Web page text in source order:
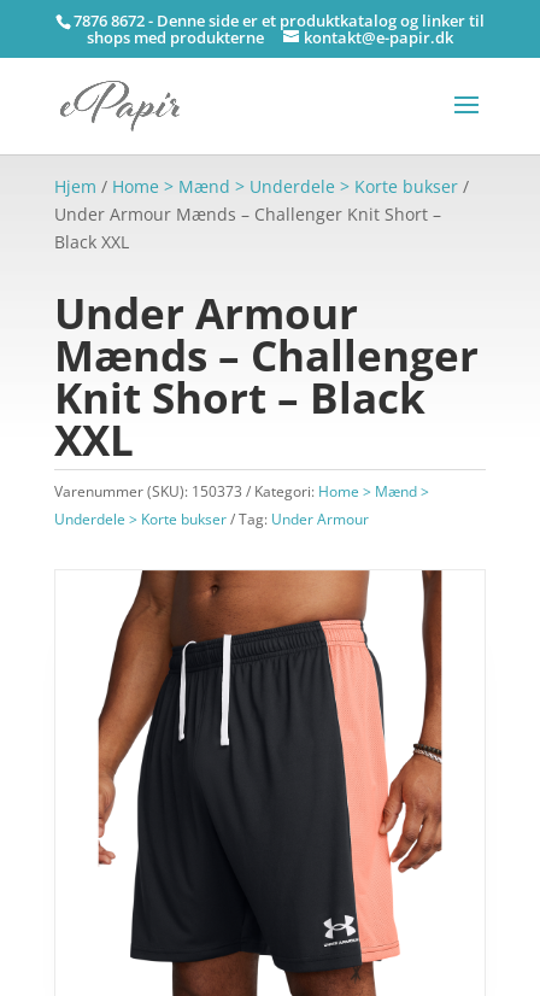
7876 8672 - Denne side er et produktkatalog og linker til
shops med produkterne kontakt@e-papir.dk
Hjem / Home > Mænd > Underdele > Korte bukser/
Under Armour Mænds – Challenger Knit Short –
Black XXL
Under Armour
Mænds – Challenger
Knit Short – Black
XXL
Varenummer (SKU): 150373 Kategori: Home > Mænd >
Underdele > Korte bukser
Tag: Under Armour